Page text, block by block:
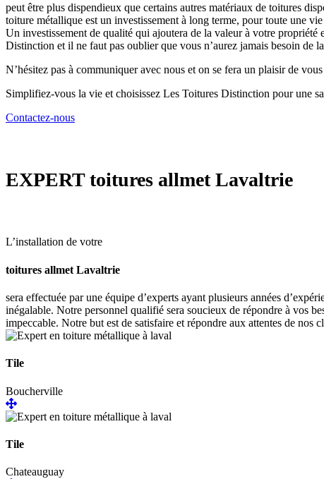
peut être plus dispendieux que certains autres matériaux de toitures
toiture métallique est un investissement à long terme, pour toute une
Un investissement de qualité qui ajoutera de la valeur à votre
Distinction et il ne faut pas oublier que vous n’aurez jamais besoin de
N’hésitez pas à communiquer avec nous et on se fera un plaisir de
Simplifiez-vous la vie et choisissez Les Toitures Distinction pour une
Contactez-nous
EXPERTtoitures allmet Lavaltrie
L’installation de votre
toitures allmet Lavaltrie
sera effectuée par une équipe d’experts ayant plusieurs années
inégalable. Notre personnel qualifié sera soucieux de répondre à vos
impeccable. Notre but est de satisfaire et répondre aux attentes de nos
Tile
Boucherville
Tile
Chateauguay